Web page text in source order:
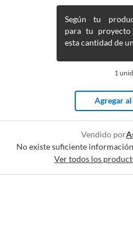
1
Según tu
para tu proyecto
esta cantidad de
Agregar
Vendido por
No existe suficiente
Ver todos los